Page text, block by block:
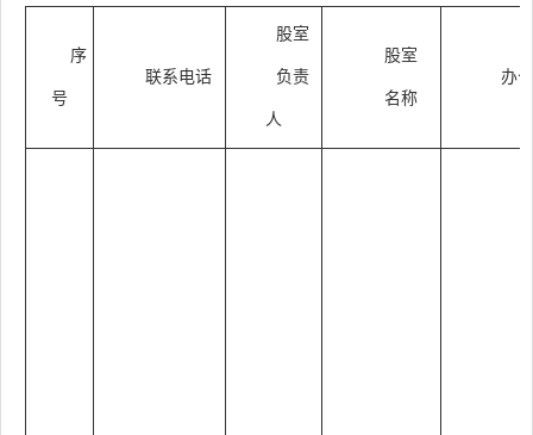
序
号
联系电话
股室
负责
人
股室
名称
办